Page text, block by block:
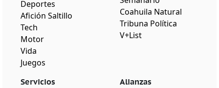
Deportes
Afición Saltillo
Tech
Motor
Vida
Juegos
Coahuila Natural
Tribuna Política
V+List
Servicios Alianzas